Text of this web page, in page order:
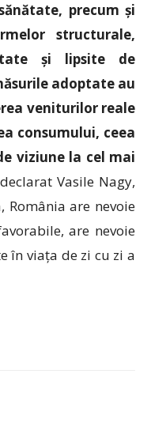
precum și
structurale,
și lipsite de
adoptate au
veniturilor reale
consumului, ceea
viziune la cel mai
Vasile Nagy,
are nevoie
are nevoie
în viața de zi cu zi a